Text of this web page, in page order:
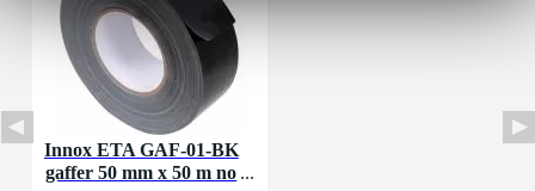
Innox ETA GAF-01-BK
gaffer 50 mm x 50 m no